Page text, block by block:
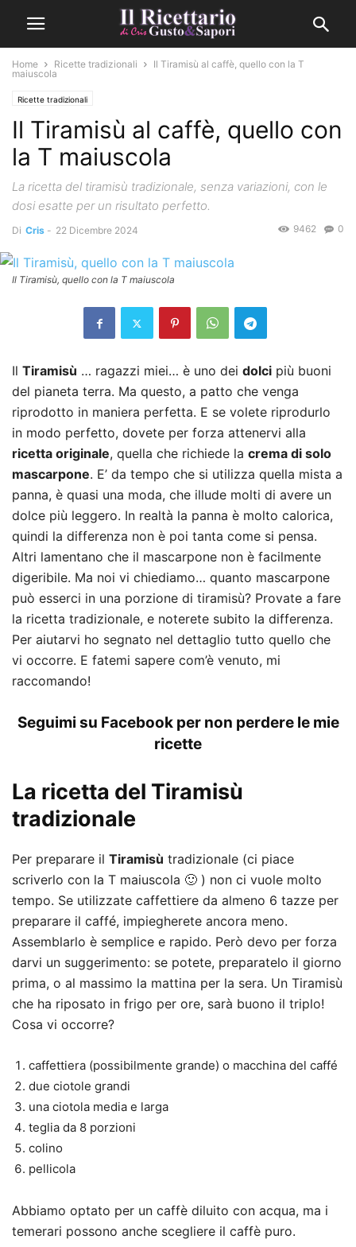
Home Ricette tradizionali
Il Tiramisù al caffè, quello con la T
maiuscola
Ricette tradizionali
Il Tiramisù al caffè, quello con
la T maiuscola
La ricetta del tiramisù tradizionale, senza variazioni, con le
dosi esatte per un risultato perfetto.
Di Cris - 22 Dicembre 2024 0
9462
Il Tiramisù, quello con la T maiuscola
Il Tiramisù … ragazzi miei… è uno dei dolci più buoni
del pianeta terra. Ma questo, a patto che venga
riprodotto in maniera perfetta. E se volete riprodurlo
in modo perfetto, dovete per forza attenervi alla
ricetta originale, quella che richiede la crema di solo
mascarpone. E’ da tempo che si utilizza quella mista a
panna, è quasi una moda, che illude molti di avere un
dolce più leggero. In realtà la panna è molto calorica,
quindi la differenza non è poi tanta come si pensa.
Altri lamentano che il mascarpone non è facilmente
digeribile. Ma noi vi chiediamo… quanto mascarpone
può esserci in una porzione di tiramisù? Provate a fare
la ricetta tradizionale, e noterete subito la differenza.
Per aiutarvi ho segnato nel dettaglio tutto quello che
vi occorre. E fatemi sapere com’è venuto, mi
raccomando!
Seguimi su Facebook per non perdere le mie
ricette
La ricetta del Tiramisù
tradizionale
Per preparare il Tiramisù tradizionale (ci piace
scriverlo con la T maiuscola 🙂 ) non ci vuole molto
tempo. Se utilizzate caffettiere da almeno 6 tazze per
preparare il caffé, impiegherete ancora meno.
Assemblarlo è semplice e rapido. Però devo per forza
darvi un suggerimento: se potete, preparatelo il giorno
prima, o al massimo la mattina per la sera. Un Tiramisù
che ha riposato in frigo per ore, sarà buono il triplo!
Cosa vi occorre?
caffettiera (possibilmente grande) o macchina del caffé
due ciotole grandi
una ciotola media e larga
teglia da 8 porzioni
colino
pellicola
Abbiamo optato per un caffè diluito con acqua, ma i
temerari possono anche scegliere il caffè puro.